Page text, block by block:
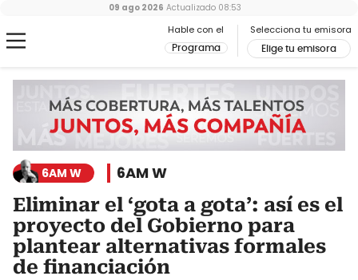
Hable con el
Programa
Selecciona tu emisora
Elige tu emisora
09 ago 2026 Actualizado 08:53
6AM W 6AM W
Eliminar el ‘gota a gota’: así es el
proyecto del Gobierno para
plantear alternativas formales
de financiación